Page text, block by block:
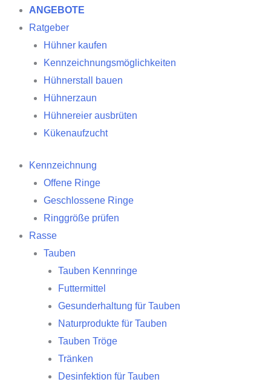
ANGEBOTE
Ratgeber
Hühner kaufen
Kennzeichnungsmöglichkeiten
Hühnerstall bauen
Hühnerzaun
Hühnereier ausbrüten
Kükenaufzucht
Kennzeichnung
Offene Ringe
Geschlossene Ringe
Ringgröße prüfen
Rasse
Tauben
Tauben Kennringe
Futtermittel
Gesunderhaltung für Tauben
Naturprodukte für Tauben
Tauben Tröge
Tränken
Desinfektion für Tauben